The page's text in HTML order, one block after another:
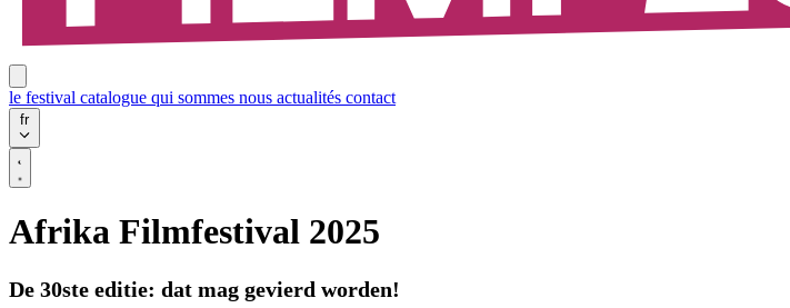
le festival catalogue qui sommes nous actualités contact
fr
Afrika Filmfestival 2025
De 30ste editie: dat mag gevierd worden!